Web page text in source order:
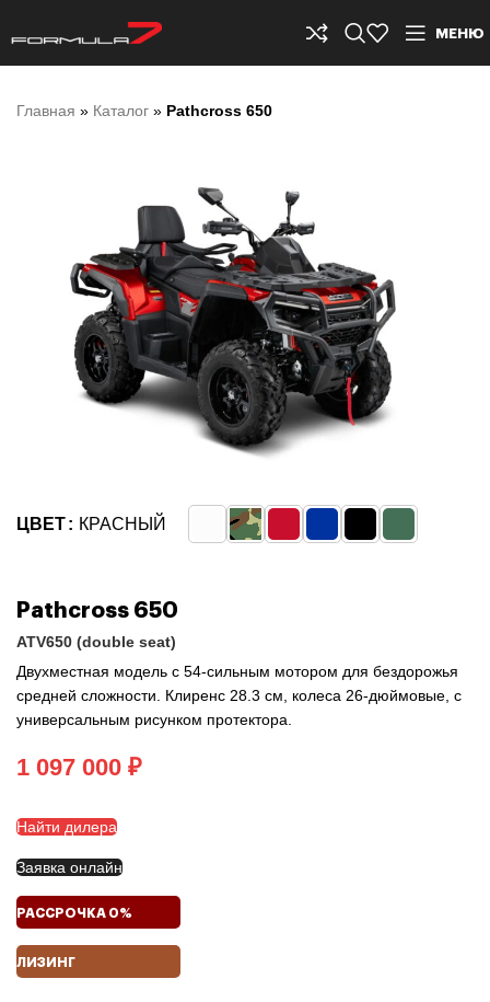
МЕНЮ
Главная » Каталог » Pathcross 650
Pathcross 650
ATV650 (double seat)
Двухместная модель с 54-сильным мотором для бездорожья
средней сложности. Клиренс 28.3 см, колеса 26-дюймовые, с
универсальным рисунком протектора.
₽
Найти дилера
Заявка онлайн
РАССРОЧКА 0%
ЛИЗИНГ
ЦВЕТ КРАСНЫЙ